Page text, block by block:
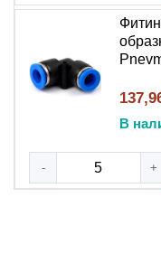
1000 циклов) без
Нажимной механизм
демонтаж трубки
инструмента –
для фиксации и
Исключает
соединение;
В
- +